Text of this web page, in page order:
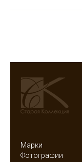
Марки
Фотографии